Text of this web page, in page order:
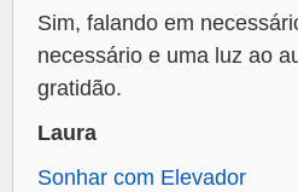
Sim, falando em
necessário e uma luz ao
gratidão.
Laura
Sonhar com Elevador